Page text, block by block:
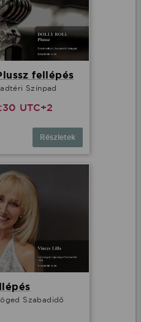
fellépés
Színpad
UTC+2
Részletek
Szabadidő